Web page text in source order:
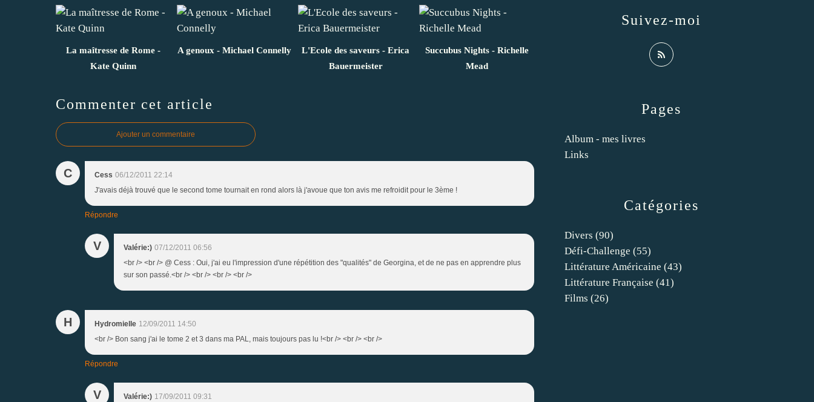
La maîtresse de Rome -
Kate Quinn
A genoux - Michael Connelly
L'Ecole des saveurs - Erica
Bauermeister
Succubus Nights - Richelle
Mead
Commenter cet article
Ajouter un commentaire
C Cess 06/12/2011 22:14
J'avais déjà trouvé que le second tome tournait en rond alors là j'avoue que ton avis me refroidit pour le 3ème !
Répondre
V Valérie:) 07/12/2011 06:56
<br /> <br /> @ Cess : Oui, j'ai eu l'impression d'une répétition des "qualités" de Georgina, et de ne pas en apprendre plus
sur son passé.<br /> <br /> <br /> <br />
H Hydromielle 12/09/2011 14:50
<br /> Bon sang j'ai le tome 2 et 3 dans ma PAL, mais toujours pas lu !<br /> <br /> <br />
Répondre
V Valérie:) 17/09/2011 09:31
Catégories
Divers (90)
Défi-Challenge (55)
Littérature Américaine (43)
Littérature Française (41)
Films (26)
Pages
Album - mes livres
Links
Suivez-moi